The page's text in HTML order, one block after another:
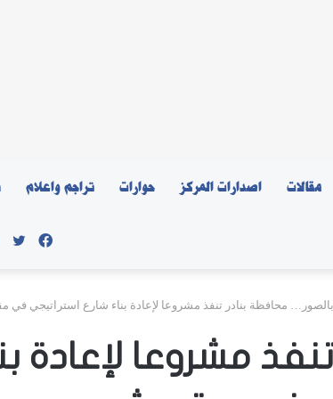
مقالات اصدارات المركز حوارات تراجم واعلام
بالصور… محافظة بنادر تنفذ مشروعا لإعادة بناء شارع استراتيجي في
مشروعا لإعادة